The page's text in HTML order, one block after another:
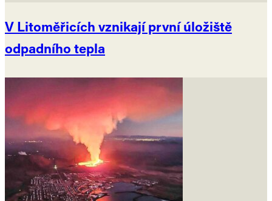
V Litoměřicích vznikají první úložiště
odpadního tepla